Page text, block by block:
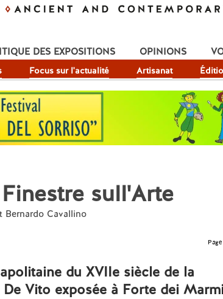
Focus sur l'actualité Artisanat
DES EXPOSITIONS OPINIONS
sull'Arte
Bernardo Cavallino
Page
du XVIIe siècle de la
Vito exposée à Forte dei